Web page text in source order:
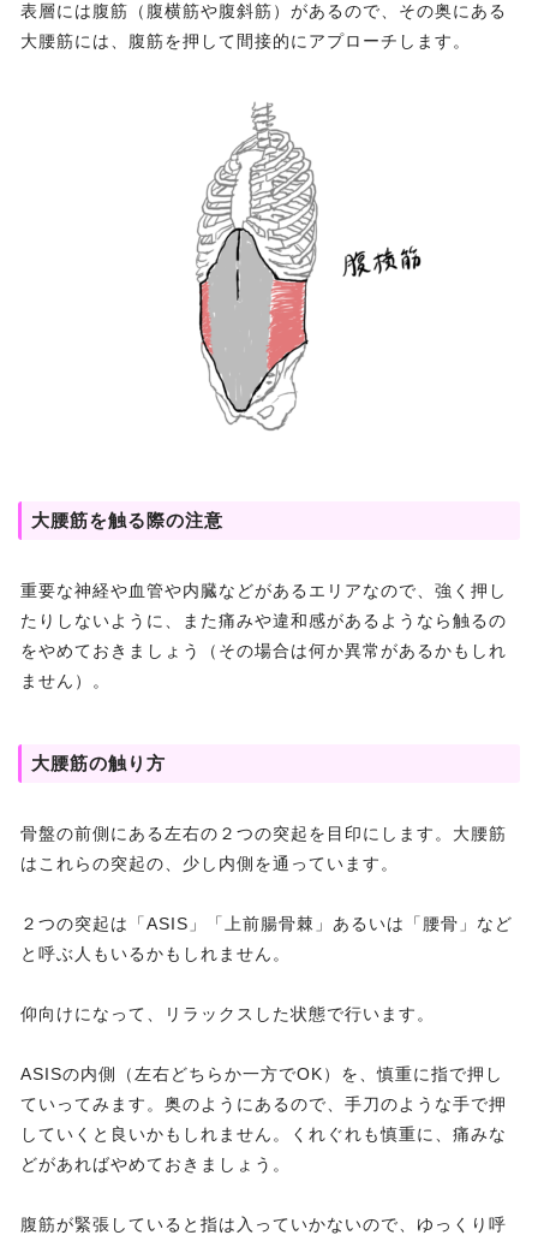
表層には腹筋（腹横筋や腹斜筋）があるので、その奥にある
大腰筋には、腹筋を押して間接的にアプローチします。
大腰筋を触る際の注意
重要な神経や血管や内臓などがあるエリアなので、強く押し
たりしないように、また痛みや違和感があるようなら触るの
をやめておきましょう（その場合は何か異常があるかもしれ
ません）。
大腰筋の触り方
骨盤の前側にある左右の２つの突起を目印にします。大腰筋
はこれらの突起の、少し内側を通っています。
２つの突起は「ASIS」「上前腸骨棘」あるいは「腰骨」など
と呼ぶ人もいるかもしれません。
仰向けになって、リラックスした状態で行います。
ASISの内側（左右どちらか一方でOK）を、慎重に指で押し
ていってみます。奥のようにあるので、手刀のような手で押
していくと良いかもしれません。くれぐれも慎重に、痛みな
どがあればやめておきましょう。
腹筋が緊張していると指は入っていかないので、ゆっくり呼